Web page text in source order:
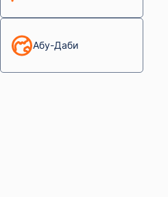
Абу-Даби